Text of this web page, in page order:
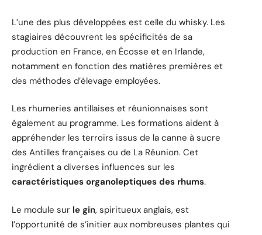
L’une des plus développées est celle du whisky. Les
stagiaires découvrent les spécificités de sa
production en France, en Écosse et en Irlande,
notamment en fonction des matières premières et
des méthodes d’élevage employées.
Les rhumeries antillaises et réunionnaises sont
également au programme. Les formations aident à
appréhender les terroirs issus de la canne à sucre
des Antilles françaises ou de La Réunion. Cet
ingrédient a diverses influences sur les
caractéristiques organoleptiques des rhums.
Le module sur le gin, spiritueux anglais, est
l’opportunité de s’initier aux nombreuses plantes qui